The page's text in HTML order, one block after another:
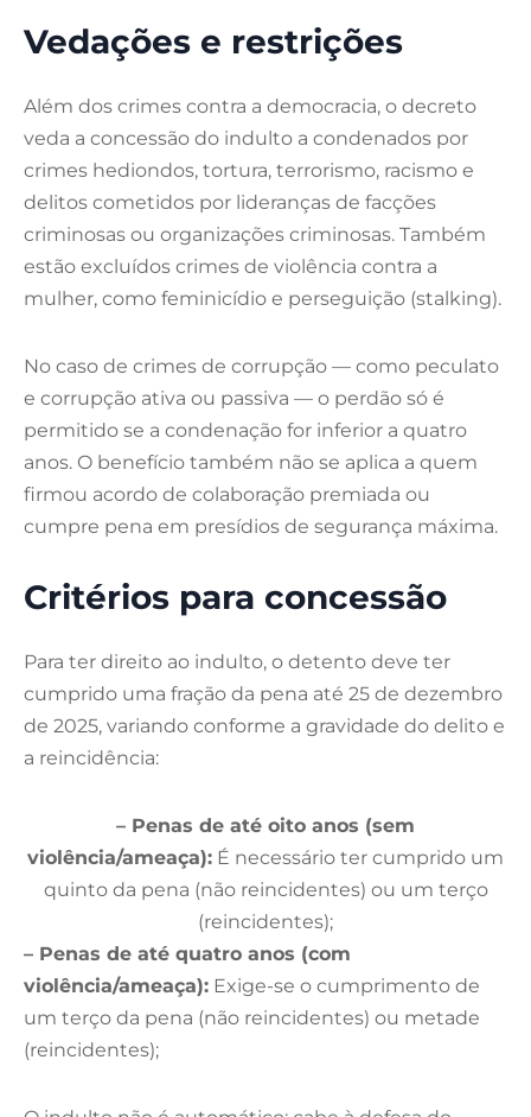
Vedações e restrições
Além dos crimes contra a democracia, o decreto
veda a concessão do indulto a condenados por
crimes hediondos, tortura, terrorismo, racismo e
delitos cometidos por lideranças de facções
criminosas ou organizações criminosas. Também
estão excluídos crimes de violência contra a
mulher, como feminicídio e perseguição (stalking).
No caso de crimes de corrupção — como peculato
e corrupção ativa ou passiva — o perdão só é
permitido se a condenação for inferior a quatro
anos. O benefício também não se aplica a quem
firmou acordo de colaboração premiada ou
cumpre pena em presídios de segurança máxima.
Critérios para concessão
Para ter direito ao indulto, o detento deve ter
cumprido uma fração da pena até 25 de dezembro
de 2025, variando conforme a gravidade do delito e
a reincidência:
– Penas de até oito anos (sem
violência/ameaça): É necessário ter cumprido um
quinto da pena (não reincidentes) ou um terço
(reincidentes);
– Penas de até quatro anos (com
violência/ameaça): Exige-se o cumprimento de
um terço da pena (não reincidentes) ou metade
(reincidentes);